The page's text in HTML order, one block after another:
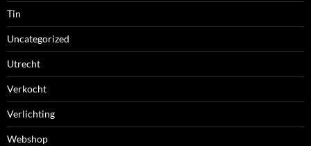
Tin
Uncategorized
Utrecht
Verkocht
Verlichting
Webshop